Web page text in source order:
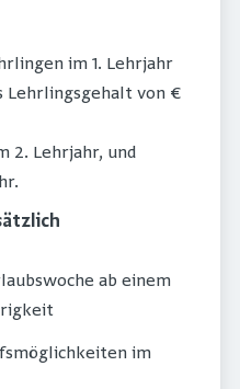
im 1. Lehrjahr
von €
2. Lehrjahr, und
ab einem
im